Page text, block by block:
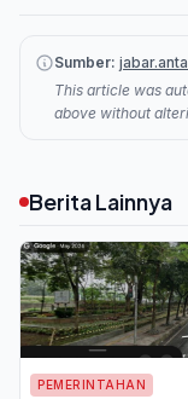
Sumber:
This article was
above without
Berita Lainnya
PEMERINTAHAN